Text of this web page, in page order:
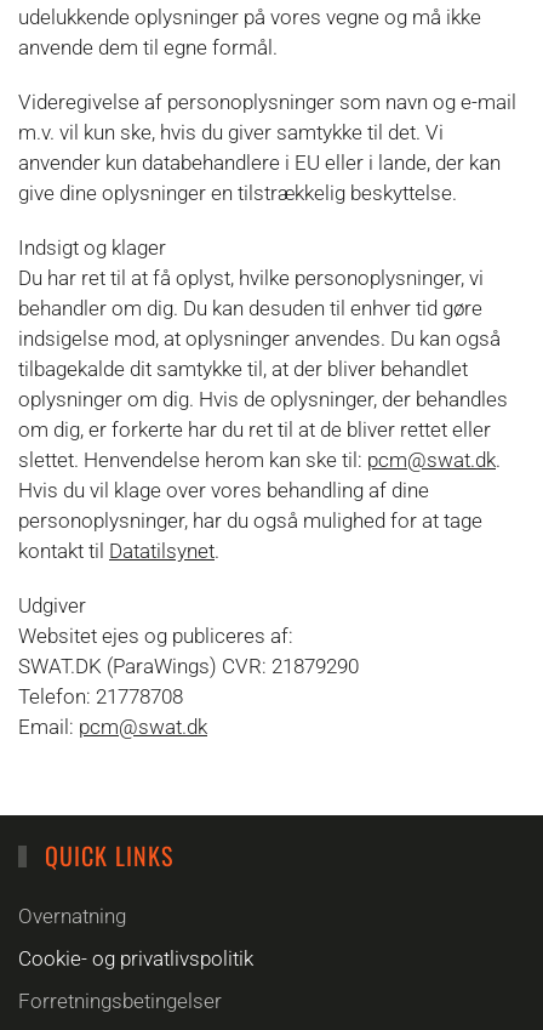
udelukkende oplysninger på vores vegne og må ikke
anvende dem til egne formål.
Videregivelse af personoplysninger som navn og e-mail
m.v. vil kun ske, hvis du giver samtykke til det. Vi
anvender kun databehandlere i EU eller i lande, der kan
give dine oplysninger en tilstrækkelig beskyttelse.
Indsigt og klager
Du har ret til at få oplyst, hvilke personoplysninger, vi
behandler om dig. Du kan desuden til enhver tid gøre
indsigelse mod, at oplysninger anvendes. Du kan også
tilbagekalde dit samtykke til, at der bliver behandlet
oplysninger om dig. Hvis de oplysninger, der behandles
om dig, er forkerte har du ret til at de bliver rettet eller
slettet. Henvendelse herom kan ske til: pcm@swat.dk.
Hvis du vil klage over vores behandling af dine
personoplysninger, har du også mulighed for at tage
kontakt til Datatilsynet.
Udgiver
Websitet ejes og publiceres af:
SWAT.DK (ParaWings) CVR: 21879290
Telefon: 21778708
Email: pcm@swat.dk
QUICK LINKS
Overnatning
Cookie- og privatlivspolitik
Forretningsbetingelser